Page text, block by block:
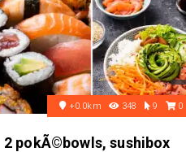
+0.0km 348 9 0
2 pokÃ©bowls, sushibox